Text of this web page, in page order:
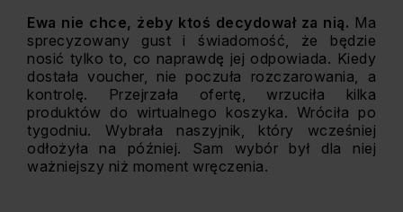
Ewa nie chce, żeby ktoś decydował za nią. Ma
sprecyzowany gust i świadomość, że będzie
nosić tylko to, co naprawdę jej odpowiada. Kiedy
dostała voucher, nie poczuła rozczarowania, a
kontrolę. Przejrzała ofertę, wrzuciła kilka
produktów do wirtualnego koszyka. Wróciła po
tygodniu. Wybrała naszyjnik, który wcześniej
odłożyła na później. Sam wybór był dla niej
ważniejszy niż moment wręczenia.